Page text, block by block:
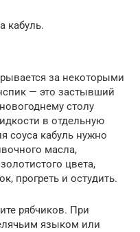
кабуль.
за некоторыми
— это застывший
столу
в отдельную
соуса кабуль нужно
масла,
цвета,
прогреть и остудить.
рябчиков. При
языком или